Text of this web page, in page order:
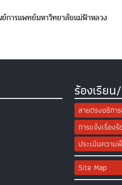
การแพทย์มหาวิทยาลัยแม่ฟ้าหลวง
ร้องเรีย
สายตรงอธิกา
การแจ้งเรื่อง
ประเมินความ
Site Map